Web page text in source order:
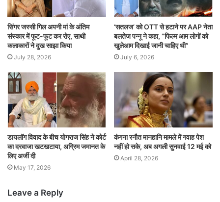
सिंगर जस्सी गिल अपनी मां के अंतिम
संस्कार में फूट-फूट कर रोए, साथी
कलाकारों ने दुख साझा किया
July 28, 2026
‘सतलज’ को OTT से हटाने पर AAP नेता
बलतेज पन्नू ने कहा, “फिल्म आम लोगों को
खुलेआम दिखाई जानी चाहिए थी”
July 6, 2026
डायलॉग विवाद के बीच योगराज सिंह ने कोर्ट
का दरवाजा खटखटाया, अग्रिम जमानत के
लिए अर्जी दी
May 17, 2026
कंगना रनौत मानहानि मामले में गवाह पेश
नहीं हो सके, अब अगली सुनवाई 12 मई को
April 28, 2026
Leave a Reply